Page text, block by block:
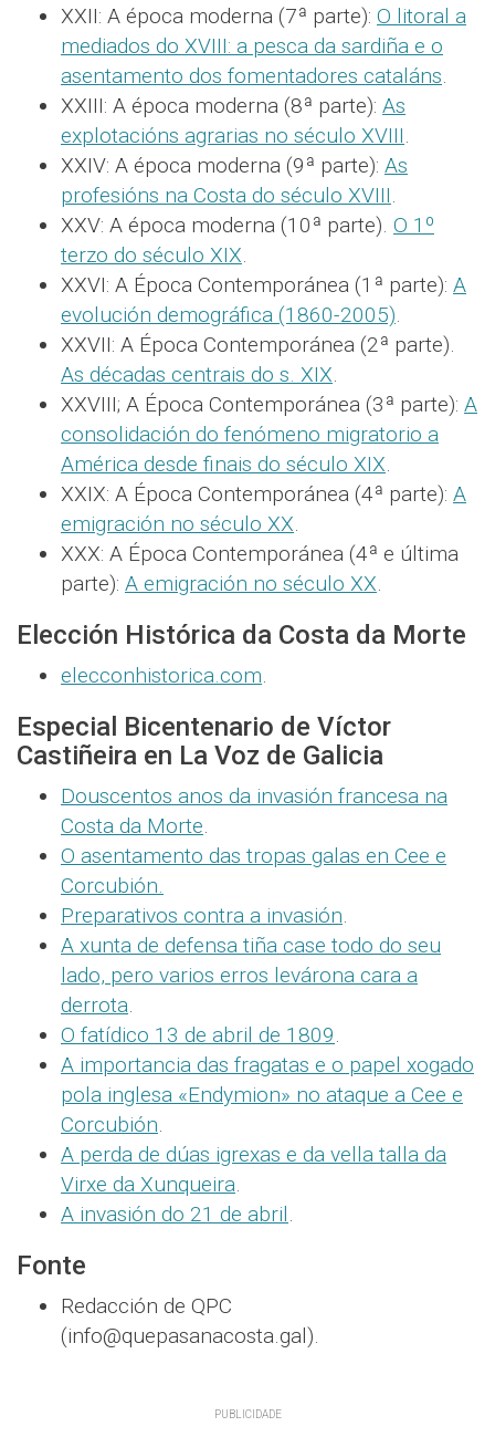
XXII: A época moderna (7ª parte): O litoral a
mediados do XVIII: a pesca da sardiña e o
asentamento dos fomentadores cataláns.
XXIII: A época moderna (8ª parte): As
explotacións agrarias no século XVIII.
XXIV: A época moderna (9ª parte): As
profesións na Costa do século XVIII.
XXV: A época moderna (10ª parte). O 1º
terzo do século XIX.
XXVI: A Época Contemporánea (1ª parte): A
evolución demográfica (1860-2005).
XXVII: A Época Contemporánea (2ª parte).
As décadas centrais do s. XIX.
XXVIII; A Época Contemporánea (3ª parte): A
consolidación do fenómeno migratorio a
América desde finais do século XIX.
XXIX: A Época Contemporánea (4ª parte): A
emigración no século XX.
XXX: A Época Contemporánea (4ª e última
parte): A emigración no século XX.
Elección Histórica da Costa da Morte
elecconhistorica.com.
Especial Bicentenario de Víctor
Castiñeira en La Voz de Galicia
Douscentos anos da invasión francesa na
Costa da Morte.
O asentamento das tropas galas en Cee e
Corcubión.
Preparativos contra a invasión.
A xunta de defensa tiña case todo do seu
lado, pero varios erros levárona cara a
derrota.
O fatídico 13 de abril de 1809.
A importancia das fragatas e o papel xogado
pola inglesa «Endymion» no ataque a Cee e
Corcubión.
A perda de dúas igrexas e da vella talla da
Virxe da Xunqueira.
A invasión do 21 de abril.
Fonte
Redacción de QPC
(info@quepasanacosta.gal).